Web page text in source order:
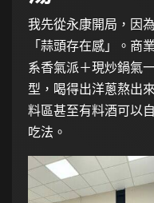
我先從永康開局，因
「蒜頭存在感」。商
系香氣派＋現炒鍋氣
型，喝得出洋蔥熬出
料區甚至有料酒可以
吃法。